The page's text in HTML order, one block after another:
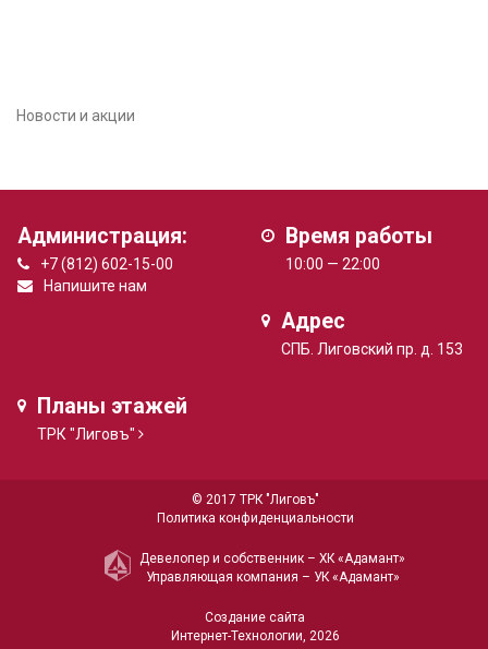
Новости и акции
Администрация:
+7 (812) 602-15-00
Напишите нам
Время работы
10:00 — 22:00
Адрес
СПБ. Лиговский пр. д. 153
Планы этажей
ТРК "Лиговъ"
© 2017 ТРК "Лиговъ"
Политика конфиденциальности
Девелопер и собственник – ХК «Адамант»
Управляющая компания – УК «Адамант»
Создание сайта
Интернет-Технологии, 2026